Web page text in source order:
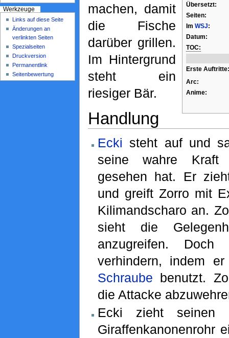
Übersetzt:
Seiten:
Im WSJ:
Datum:
TOC:
Erste Auftritte:
Arc:
Anime:
machen, damit
die Fische
darüber grillen.
Im Hintergrund
steht ein
riesiger Bär.
Handlung
Ecki steht auf und
seine wahre
gesehen hat. Er
und greift Zorro mit
Kilimandscharo an.
sieht die
anzugreifen.
verhindern, indem
Schraube benutzt.
die Attacke
Ecki zieht seinen
Giraffenkanonenrohr
Werkzeuge
Links auf diese Seite
Änderungen an
verlinkten Seiten
Spezialseiten
Druckversion
Permanentlink
Seitenbewertung